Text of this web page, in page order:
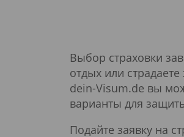
Выбор страховки
отдых или
dein-Visum.de вы
варианты для
Подайте заявку на